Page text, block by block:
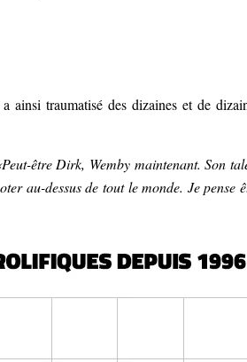
ainsi traumatisé des dizaines et de
être Dirk, Wemby maintenant. Son
au-dessus de tout le monde. Je pense